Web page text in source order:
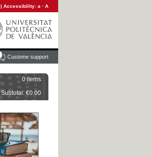
| Accessibility: a · A
Custome support
0 items
Subtotal: €0.00